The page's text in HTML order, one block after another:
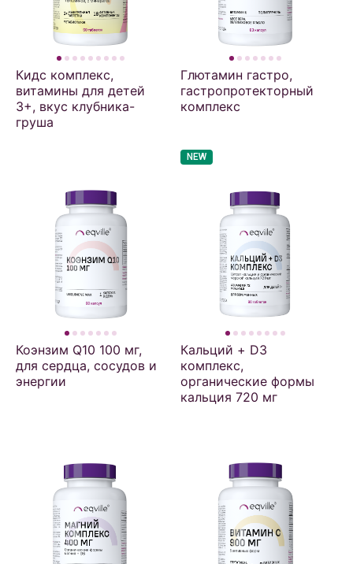
Кидс комплекс,
витамины для детей
3+, вкус клубника-
груша
Глютамин гастро,
гастропротекторный
комплекс
Коэнзим Q10 100 мг,
для сердца, сосудов и
энергии
NEW
Кальций + D3
комплекс,
органические формы
кальция 720 мг